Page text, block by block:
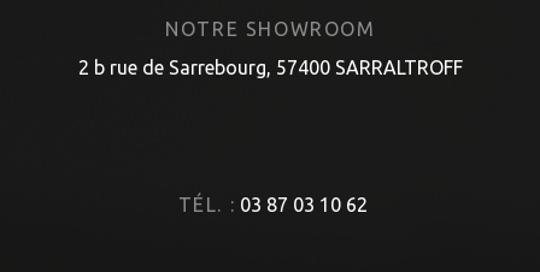
NOTRE SHOWROOM
2 b rue de Sarrebourg, 57400 SARRALTROFF
TÉL. : 03 87 03 10 62